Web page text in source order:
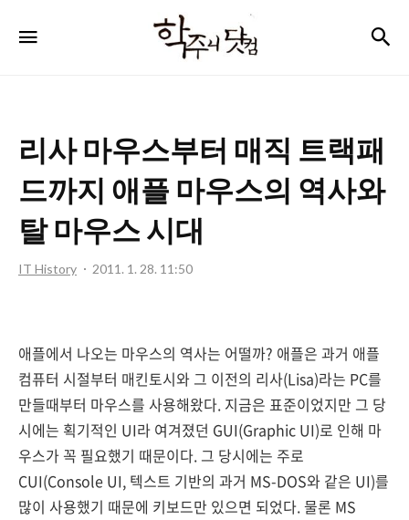
주
컴
리사 마우스부터 매직 트랙패
드까지 애플 마우스의 역사와
탈 마우스 시대
IT History 2011. 1. 28. 11:50
애플에서 나오는 마우스의 역사는 어떨까? 애플은 과거 애플
컴퓨터 시절부터 매킨토시와 그 이전의 리사(Lisa)라는 PC를
만들때부터 마우스를 사용해왔다. 지금은 표준이었지만 그 당
시에는 획기적인 UI라 여겨졌던 GUI(Graphic UI)로 인해 마
우스가 꼭 필요했기 때문이다. 그 당시에는 주로
CUI(Console UI, 텍스트 기반의 과거 MS-DOS와 같은 UI)를
많이 사용했기 때문에 키보드만 있으면 되었다. 물론 MS